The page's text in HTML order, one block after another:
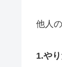
他人
1.や